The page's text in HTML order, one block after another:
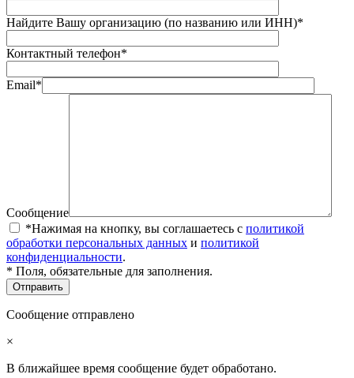
Найдите Вашу организацию (по названию или ИНН)*
Контактный телефон*
Email*
Сообщение
*Нажимая на кнопку, вы соглашаетесь с политикой
обработки персональных данных и политикой
конфиденциальности.
* Поля, обязательные для заполнения.
Сообщение отправлено
×
В ближайшее время сообщение будет обработано.